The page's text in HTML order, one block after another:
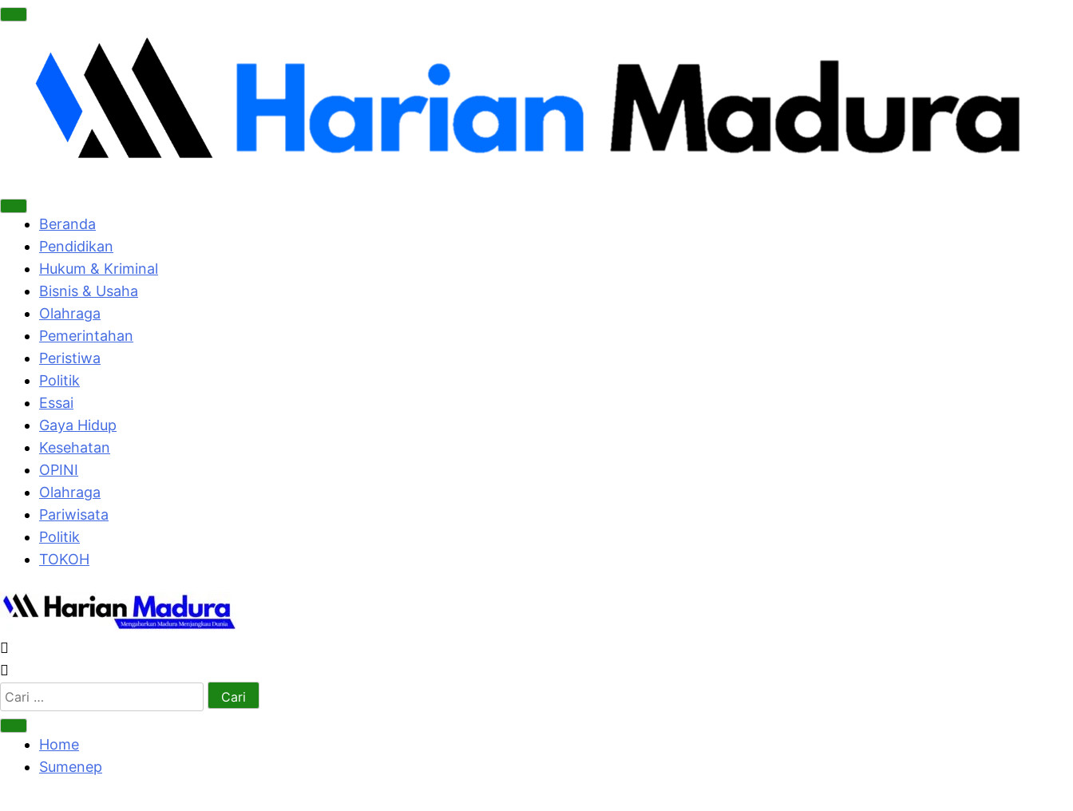
Beranda
Pendidikan
Hukum & Kriminal
Bisnis & Usaha
Olahraga
Pemerintahan
Peristiwa
Politik
Essai
Gaya Hidup
Kesehatan
OPINI
Olahraga
Pariwisata
Politik
TOKOH
Cari
untuk:
Home
Sumenep